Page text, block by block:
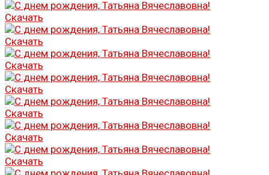
Скачать
Скачать
Скачать
Скачать
Скачать
Скачать
Скачать